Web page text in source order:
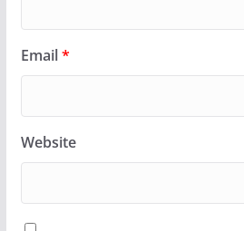
Email*
Website